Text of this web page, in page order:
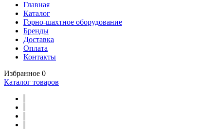
Главная
Каталог
Горно-шахтное оборудование
Бренды
Доставка
Оплата
Контакты
Избранное 0
Каталог товаров